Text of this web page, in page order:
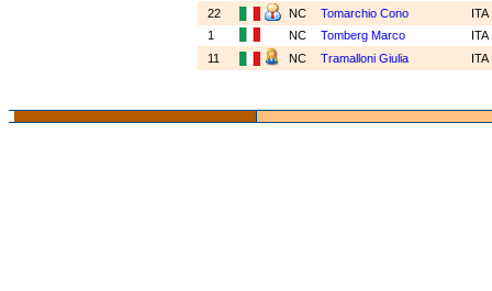
22
NC Tomarchio Cono
ITA
1
NC Tomberg Marco
ITA
11
NC Tramalloni Giulia ITA